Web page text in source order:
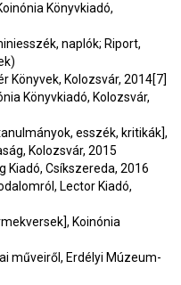
Könyvkiadó,
naplók; Riport,
Könyvek, Kolozsvár, 2014[7]
Könyvkiadó, Kolozsvár,
esszék, kritikák],
Kolozsvár, 2015
Kiadó, Csíkszereda, 2016
Lector Kiadó,
Koinónia
műveiről, Erdélyi Múzeum-